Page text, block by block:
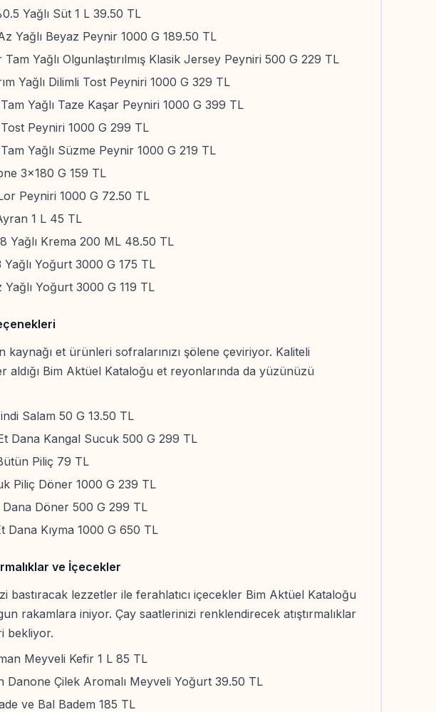
Yağlı Süt 1 L 39.50 TL
Yağlı Beyaz Peynir 1000 G 189.50 TL
Tam Yağlı Olgunlaştırılmış Klasik Jersey Peyniri 500 G 229 TL
Yağlı Dilimli Tost Peyniri 1000 G 329 TL
Yağlı Taze Kaşar Peyniri 1000 G 399 TL
Peyniri 1000 G 299 TL
Yağlı Süzme Peynir 1000 G 219 TL
3x180 G 159 TL
Peyniri 1000 G 72.50 TL
1 L 45 TL
Yağlı Krema 200 ML 48.50 TL
Yağlı Yoğurt 3000 G 175 TL
Yağlı Yoğurt 3000 G 119 TL
kaynağı et ürünleri sofralarınızı şölene çeviriyor. Kaliteli
aldığı Bim Aktüel Kataloğu et reyonlarında da yüzünüzü
Salam 50 G 13.50 TL
Dana Kangal Sucuk 500 G 299 TL
Piliç 79 TL
Piliç Döner 1000 G 239 TL
Dana Döner 500 G 299 TL
Dana Kıyma 1000 G 650 TL
ve İçecekler
bastıracak lezzetler ile ferahlatıcı içecekler Bim Aktüel Kataloğu
rakamlara iniyor. Çay saatlerinizi renklendirecek atıştırmalıklar
bekliyor.
Meyveli Kefir 1 L 85 TL
Danone Çilek Aromalı Meyveli Yoğurt 39.50 TL
ve Bal Badem 185 TL